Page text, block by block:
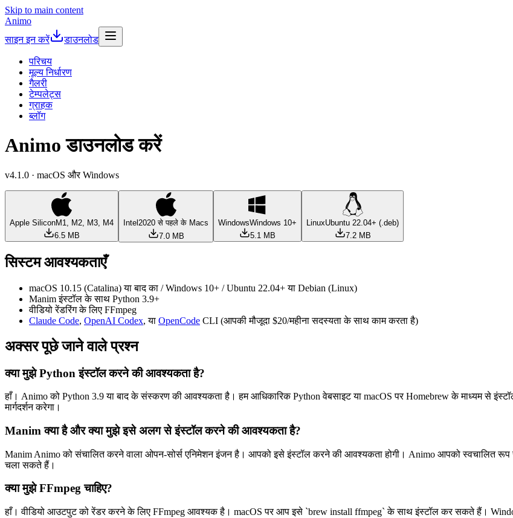
Skip to main content
Animo
साइन इन करें
डाउनलोड
परिचय
मूल्य निर्धारण
गैलरी
टेम्पलेट्स
ग्राहक
ब्लॉग
Animo डाउनलोड करें
v4.1.0 · macOS और Windows
Apple SiliconM1, M2, M3, M4
6.5 MB
Intel 2020 से पहले के Macs
7.0 MB
WindowsWindows 10+
5.1 MB
LinuxUbuntu 22.04+ (.deb)
7.2 MB
सिस्टम आवश्यकताएँ
macOS 10.15 (Catalina) या बाद का / Windows 10+ / Ubuntu 22.04+ या Debian (Linux)
Manim इंस्टॉल के साथ Python 3.9+
वीडियो रेंडरिंग के लिए FFmpeg
Claude Code, OpenAI Codex, या OpenCode CLI (आपकी मौजूदा $20/महीना सदस्यता के साथ काम करता है)
अक्सर पूछे जाने वाले प्रश्न
क्या मुझे Python इंस्टॉल करने की आवश्यकता है?
हाँ। Animo को Python 3.9 या बाद के संस्करण की आवश्यकता है। हम आधिकारिक Python वेबसाइट या macOS पर Homebrew के माध्यम से
मार्गदर्शन करेगा।
Manim क्या है और क्या मुझे इसे अलग से इंस्टॉल करने की आवश्यकता है?
Manim Animo को संचालित करने वाला ओपन-सोर्स एनिमेशन इंजन है। आपको इसे इंस्टॉल करने की आवश्यकता होगी। Animo आपको स्वचालित
चला सकते हैं।
क्या मुझे FFmpeg चाहिए?
हाँ। वीडियो आउटपुट को रेंडर करने के लिए FFmpeg आवश्यक है। macOS पर आप इसे `brew install ffmpeg` के साथ इंस्टॉल कर सकते हैं।